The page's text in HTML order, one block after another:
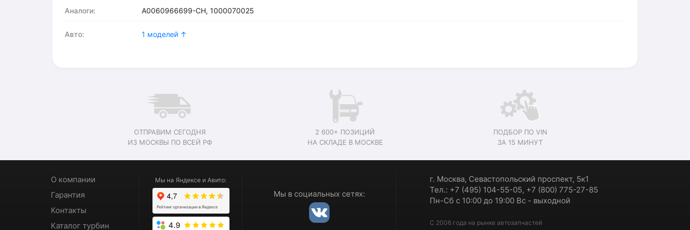
Аналоги: A0060966699-CH, 1000070025
Авто: 1 моделей ↑
ОТПРАВИМ СЕГОДНЯ
ИЗ МОСКВЫ ПО ВСЕЙ РФ
2 600+ ПОЗИЦИЙ
НА СКЛАДЕ В МОСКВЕ
ПОДБОР ПО VIN
ЗА 15 МИНУТ
О компании
Гарантия
Контакты
Каталог турбин
Мы на Яндексе и Авито:
4.9
Мы в социальных сетях:
г. Москва, Севастопольский проспект, 5к1
Тел.: +7 (495) 104-55-05, +7 (800) 775-27-85
Пн-Сб с 10:00 до 19:00 Вс - выходной
С 2006 года на рынке автозапчастей